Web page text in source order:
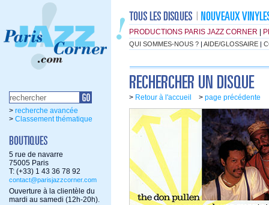
PRODUCTIONS PARIS JAZZ CORNER
QUI SOMMES-NOUS ? | AIDE/GLOSSAIRE |
> recherche avancée
> Classement thématique
5 rue de navarre
75005 Paris
T: (+33) 1 43 36 78 92
contact@parisjazzcorner.com
Ouverture à la clientèle du
mardi au samedi (12h-20h).
> Retour à l'accueil > page précédente